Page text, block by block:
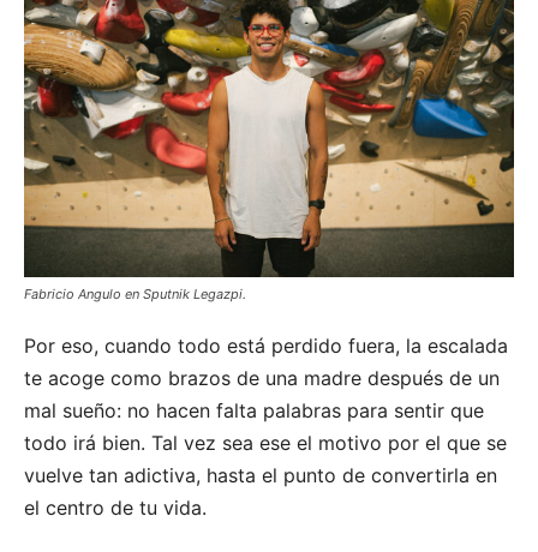
Fabricio Angulo en Sputnik Legazpi.
Por eso, cuando todo está perdido fuera, la escalada
te acoge como brazos de una madre después de un
mal sueño: no hacen falta palabras para sentir que
todo irá bien. Tal vez sea ese el motivo por el que se
vuelve tan adictiva, hasta el punto de convertirla en
el centro de tu vida.